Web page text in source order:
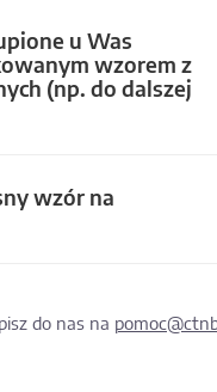
u Was
wzorem z
(np. do dalszej
wzór na
do nas na